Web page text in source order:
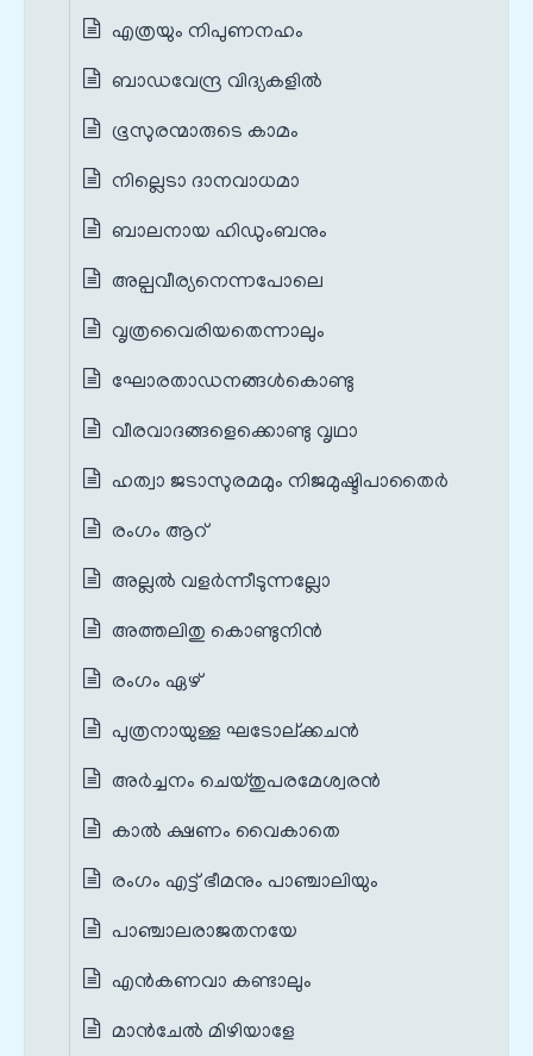
എത്രയും നിപുണനഹം
ബാഡവേന്ദ്ര വിദ്യകളിൽ
ഭൂസുരന്മാരുടെ കാമം
നില്ലെടാ ദാനവാധമാ
ബാലനായ ഹിഡുംബനും
അല്പവീര്യനെന്നപോലെ
വൃത്രവൈരിയതെന്നാലും
ഘോരതാഡനങ്ങൾകൊണ്ടു
വീരവാദങ്ങളെക്കൊണ്ടു വൃഥാ
ഹത്വാ ജടാസുരമമും നിജമുഷ്ടിപാതൈർ
രംഗം ആറ്
അല്ലല്‍ വളര്‍ന്നീടുന്നല്ലോ
അത്തലിതു കൊണ്ടുനിൻ
രംഗം ഏഴ്
പുത്രനായുള്ള ഘടോല്ക്കചന്‍
അർച്ചനം ചെയ്തുപരമേശ്വരൻ
കാൽ ക്ഷണം വൈകാതെ
രംഗം എട്ട് ഭീമനും പാഞ്ചാലിയും
പാഞ്ചാലരാജതനയേ
എൻ‌കണവാ കണ്ടാലും
മാൻ‌ചേൽ മിഴിയാളേ